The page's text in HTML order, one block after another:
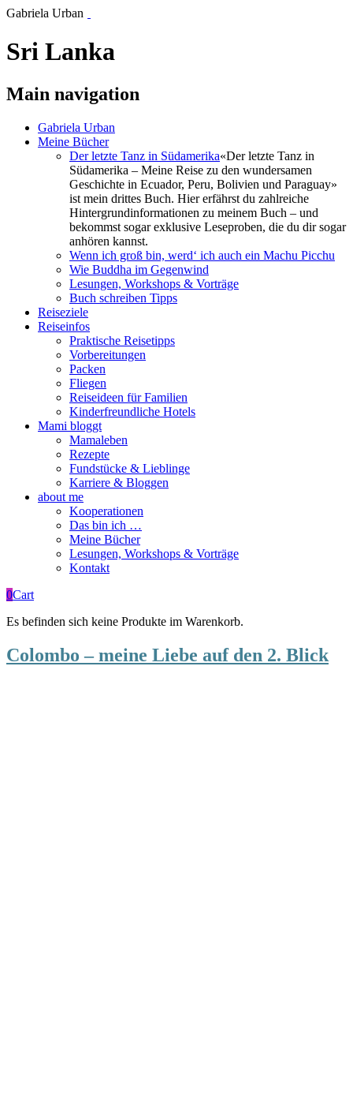
Gabriela Urban
Sri Lanka
Main navigation
Gabriela Urban
Meine Bücher
Der letzte Tanz in Südamerika«Der letzte Tanz in
Südamerika – Meine Reise zu den wundersamen
Geschichte in Ecuador, Peru, Bolivien und Paraguay»
ist mein drittes Buch. Hier erfährst du zahlreiche
Hintergrundinformationen zu meinem Buch – und
bekommst sogar exklusive Leseproben, die du dir sogar
anhören kannst.
Wenn ich groß bin, werd‘ ich auch ein Machu Picchu
Wie Buddha im Gegenwind
Lesungen, Workshops & Vorträge
Buch schreiben Tipps
Reiseziele
Reiseinfos
Praktische Reisetipps
Vorbereitungen
Packen
Fliegen
Reiseideen für Familien
Kinderfreundliche Hotels
Mami bloggt
Mamaleben
Rezepte
Fundstücke & Lieblinge
Karriere & Bloggen
about me
Kooperationen
Das bin ich …
Meine Bücher
Lesungen, Workshops & Vorträge
Kontakt
0Cart
Es befinden sich keine Produkte im Warenkorb.
Colombo – meine Liebe auf den 2. Blick